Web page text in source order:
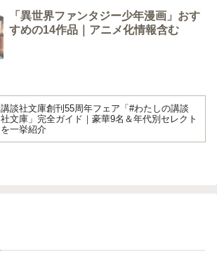
「異世界ファンタジー少年漫画」おす
すめの14作品｜アニメ化情報含む
講談社文庫創刊55周年フェア「#わたしの講談
社文庫」完全ガイド｜豪華9名＆年代別セレクト
を一挙紹介